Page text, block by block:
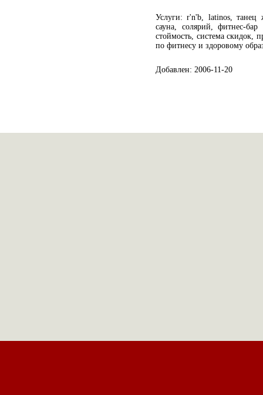
Услуги: r'n'b, latinos, танец
сауна, солярий, фитнес-
стоймость, система скидок,
по фитнесу и здоровому
Добавлен: 2006-11-20